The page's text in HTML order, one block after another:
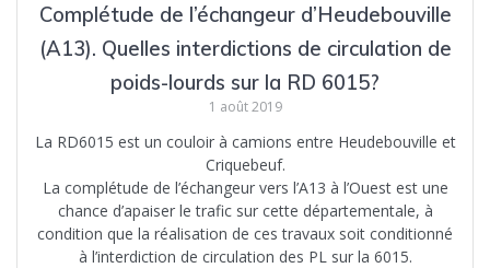
Complétude de l’échangeur d’Heudebouville
(A13). Quelles interdictions de circulation de
poids-lourds sur la RD 6015?
1 août 2019
La RD6015 est un couloir à camions entre Heudebouville et
Criquebeuf.
La complétude de l’échangeur vers l’A13 à l’Ouest est une
chance d’apaiser le trafic sur cette départementale, à
condition que la réalisation de ces travaux soit conditionné
à l’interdiction de circulation des PL sur la 6015.